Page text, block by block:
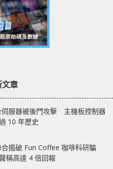
章
伺服器被後門攻擊 主機板控制器
10 年歷史
搗破 Fun Coffee 咖啡科研騙
高達 4 倍回報